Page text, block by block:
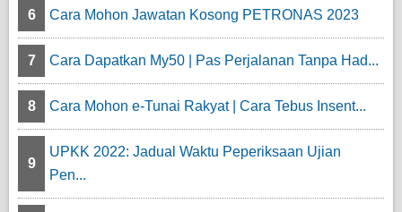
6 Cara Mohon Jawatan Kosong PETRONAS 2023
7 Cara Dapatkan My50 | Pas Perjalanan Tanpa Had...
8 Cara Mohon e-Tunai Rakyat | Cara Tebus Insent...
9
UPKK 2022: Jadual Waktu Peperiksaan Ujian
Pen...